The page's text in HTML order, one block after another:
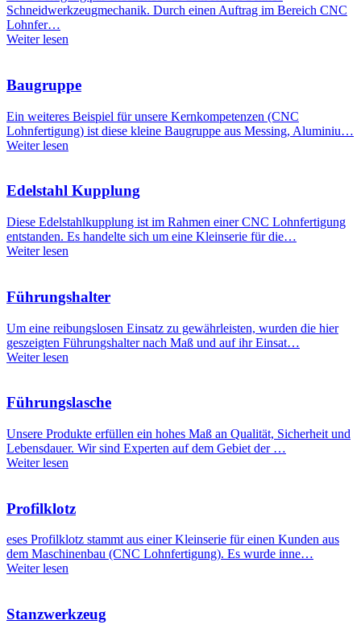
Schneidwerkzeugmechanik. Durch einen Auftrag im Bereich CNC
Lohnfer…
Weiter lesen
Baugruppe
Ein weiteres Beispiel für unsere Kernkompetenzen (CNC
Lohnfertigung) ist diese kleine Baugruppe aus Messing, Aluminiu…
Weiter lesen
Edelstahl Kupplung
Diese Edelstahlkupplung ist im Rahmen einer CNC Lohnfertigung
entstanden. Es handelte sich um eine Kleinserie für die…
Weiter lesen
Führungshalter
Um eine reibungslosen Einsatz zu gewährleisten, wurden die hier
geszeigten Führungshalter nach Maß und auf ihr Einsat…
Weiter lesen
Führungslasche
Unsere Produkte erfüllen ein hohes Maß an Qualität, Sicherheit und
Lebensdauer. Wir sind Experten auf dem Gebiet der …
Weiter lesen
Profilklotz
eses Profilklotz stammt aus einer Kleinserie für einen Kunden aus
dem Maschinenbau (CNC Lohnfertigung). Es wurde inne…
Weiter lesen
Stanzwerkzeug